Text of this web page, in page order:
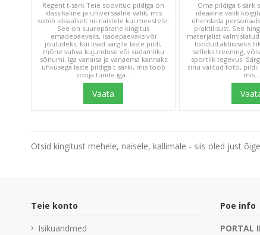
Regent t-särk Teie soovitud pildiga on
klassikaline ja universaalne valik, mis
sobib ideaalselt nii naistele kui meestele.
See on suurepärane kingitus
emadepäevaks, isadepäevaks või
jõuludeks, kui lisad särgile laste pildi,
mõne vahva kujunduse või südamliku
sõnumi. Iga vanaisa ja vanaema kannaks
uhkusega laste pildiga t-särki, mis toob
sooja tunde iga...
Vaata
Oma pildiga t-särk
ideaalne valik
ühendada
praktilisust. See
materjalist
loodud aktiivseks
selleks treening,
sportlik tegevus.
sinu valitud foto,
mis...
Otsid kingitust mehele, naisele, kallimale - siis oled just
Teie konto
Isikuandmed
Poe info
PORTAL